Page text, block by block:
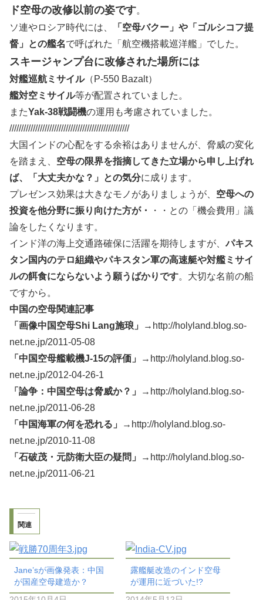
ド空母の改修以前の姿です。
ソ連やロシア時代には、
「空母バクー」や「ゴルシコフ提
督」との艦名で呼ばれた「航空機搭載巡洋艦」でした。
スキージャンプ台に改修された場所には
対艦巡航ミサイル（P-550 Bazalt）
艦対空ミサイル等が配置されていました。
またYak-38戦闘機の運用も考慮されていました。
///////////////////////////////////////////////////
大国インドの心配をする余裕はありませんが、脅威の変化
を踏まえ、 空母の限界を指摘してきた立場から申し上げれ
ば、「大丈夫かな？」との気分に成ります。
プレゼンス効果は大きなモノがありましょうが、 空母への
投資を他分野に振り向けた方が・
・・との「機会費用」議
論をしたくなります。
インド洋の海上交通路確保に活躍を期待しますが、パキス
タン国内のテロ組織やパキスタン軍の高速艇や対艦ミサイ
ルの餌食にならないよう願うばかりです。大切な名前の船
ですから。
中国の空母関連記事
「画像中国空母Shi Lang施琅」→ http://holyland.blog.so-
net.ne.jp/2011-05-08
「中国空母艦載機J-15の評価」
→http://holyland.blog.so-
net.ne.jp/2012-04-26-1
「論争：中国空母は脅威か？」→ http://holyland.blog.so-
net.ne.jp/2011-06-28
「中国海軍の何を恐れる」→ http://holyland.blog.so-
net.ne.jp/2010-11-08
「石破茂・元防衛大臣の疑問」→ http://holyland.blog.so-
net.ne.jp/2011-06-21
関連
Jane’sが画像発表：中国
が国産空母建造か？
露艦艇改造のインド空母
が運用に近づいた!?